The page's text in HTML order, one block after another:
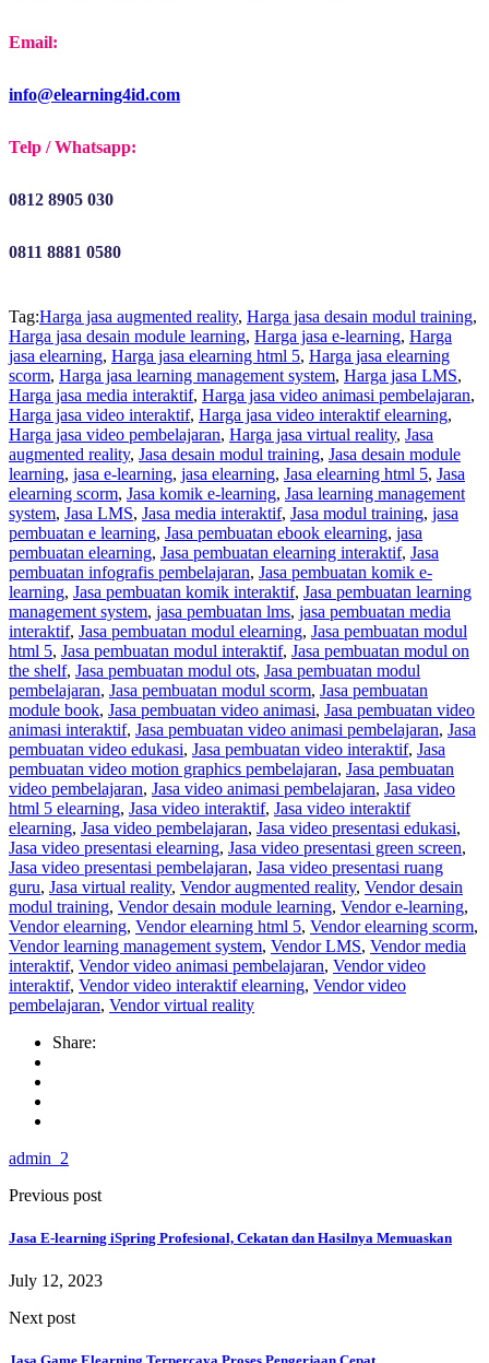
Email:
info@elearning4id.com
Telp / Whatsapp:
0812 8905 030
0811 8881 0580
Tag:Harga jasa augmented reality, Harga jasa desain modul training,
Harga jasa desain module learning, Harga jasa e-learning, Harga
jasa elearning, Harga jasa elearning html 5, Harga jasa elearning
scorm, Harga jasa learning management system, Harga jasa LMS,
Harga jasa media interaktif, Harga jasa video animasi pembelajaran,
Harga jasa video interaktif, Harga jasa video interaktif elearning,
Harga jasa video pembelajaran, Harga jasa virtual reality, Jasa
augmented reality, Jasa desain modul training, Jasa desain module
learning, jasa e-learning, jasa elearning, Jasa elearning html 5, Jasa
elearning scorm, Jasa komik e-learning, Jasa learning management
system, Jasa LMS, Jasa media interaktif, Jasa modul training, jasa
pembuatan e learning, Jasa pembuatan ebook elearning, jasa
pembuatan elearning, Jasa pembuatan elearning interaktif, Jasa
pembuatan infografis pembelajaran, Jasa pembuatan komik e-
learning, Jasa pembuatan komik interaktif, Jasa pembuatan learning
management system, jasa pembuatan lms, jasa pembuatan media
interaktif, Jasa pembuatan modul elearning, Jasa pembuatan modul
html 5, Jasa pembuatan modul interaktif, Jasa pembuatan modul on
the shelf, Jasa pembuatan modul ots, Jasa pembuatan modul
pembelajaran, Jasa pembuatan modul scorm, Jasa pembuatan
module book, Jasa pembuatan video animasi, Jasa pembuatan video
animasi interaktif, Jasa pembuatan video animasi pembelajaran, Jasa
pembuatan video edukasi, Jasa pembuatan video interaktif, Jasa
pembuatan video motion graphics pembelajaran, Jasa pembuatan
video pembelajaran, Jasa video animasi pembelajaran, Jasa video
html 5 elearning, Jasa video interaktif, Jasa video interaktif
elearning, Jasa video pembelajaran, Jasa video presentasi edukasi,
Jasa video presentasi elearning, Jasa video presentasi green screen,
Jasa video presentasi pembelajaran, Jasa video presentasi ruang
guru, Jasa virtual reality, Vendor augmented reality, Vendor desain
modul training, Vendor desain module learning, Vendor e-learning,
Vendor elearning, Vendor elearning html 5, Vendor elearning scorm,
Vendor learning management system, Vendor LMS, Vendor media
interaktif, Vendor video animasi pembelajaran, Vendor video
interaktif, Vendor video interaktif elearning, Vendor video
pembelajaran, Vendor virtual reality
Share:
admin_2
Previous post
Jasa E-learning iSpring Profesional, Cekatan dan Hasilnya Memuaskan
July 12, 2023
Next post